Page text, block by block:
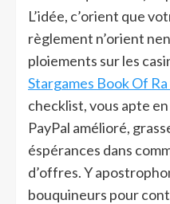
L’idée, c’orient que
règlement n’orient
ploiements sur les
Stargames Book Of
checklist, vous apte
PayPal amélioré,
éspérances dans
d’offres. Y
bouquineurs pour